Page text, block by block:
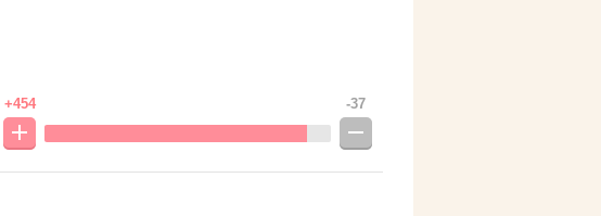
+454 -37